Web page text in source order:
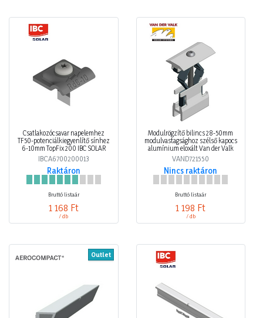
Csatlakozócsavar napelemhez
TF50-potenciálkiegyenlítő sínhez
6-10mm TopFix 200 IBC SOLAR
IBCA6700200013
Raktáron
Bruttó listaár
1 168 Ft
/ db
Modulrögzítő bilincs 28-50mm
modulvastagsághoz szélső kapocs
alumínium eloxált Van der Valk
VAND721550
Nincs raktáron
Bruttó listaár
1 198 Ft
/ db
Outlet